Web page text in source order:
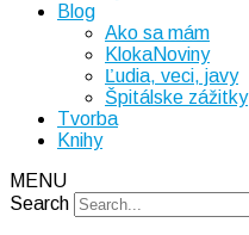
Blog
Ako sa mám
KlokaNoviny
Ľudia, veci, javy
Špitálske zážitky
Tvorba
Knihy
MENU
Search